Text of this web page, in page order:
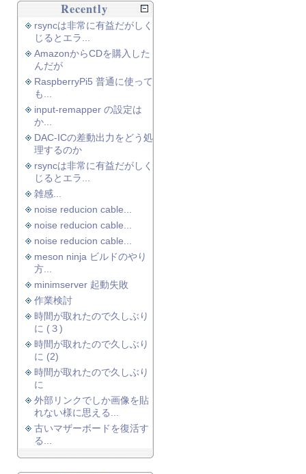
Recently
rsyncは非常に有益だがしく
じるとエラ...
AmazonからCDを購入した
んだが
RaspberryPi5 普通に使って
も...
input-remapper の設定は
か...
DAC-ICの差動出力をどう処
理するのか
rsyncは非常に有益だがしく
じるとエラ...
雑感...
noise reducion cable...
noise reducion cable...
noise reducion cable...
meson ninja ビルドのやり
方...
minimserver 起動失敗
作業検討
時間が取れたので久しぶり
に (３)
時間が取れたので久しぶり
に (2)
時間が取れたので久しぶり
に
外部リンクでしか画像を貼
れない様に思える...
古いマザーボードを復活す
る...